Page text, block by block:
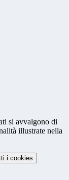
si avvalgono di
illustrate nella
i cookies